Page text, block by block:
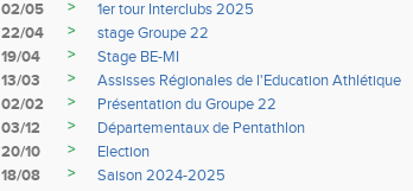
02/05
>
1er tour Interclubs 2025
22/04
>
stage Groupe 22
19/04
> Stage BE-MI
13/03 >
Assisses Régionales de l'Education Athlétique
02/02
>
Présentation du Groupe 22
03/12
>
Départementaux de Pentathlon
20/10
>
Election
18/08
>
Saison 2024-2025